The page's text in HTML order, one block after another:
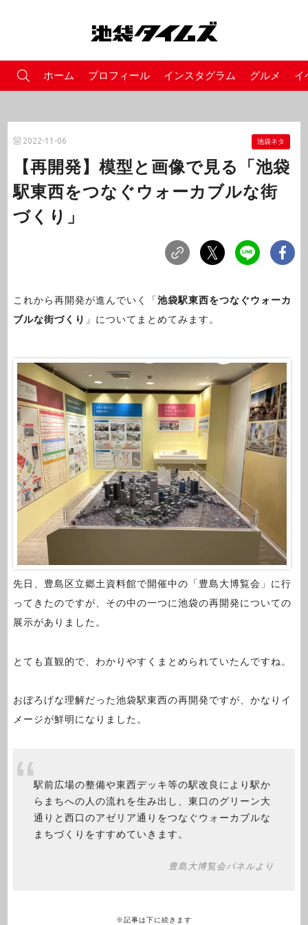
ホーム プロフィール インスタグラム グルメ イ
2022-11-06 池袋ネタ
【再開発】模型と画像で見る「池袋
駅東西をつなぐウォーカブルな街
づくり」
これから再開発が進んでいく「池袋駅東西をつなぐウォーカ
ブルな街づくり 」についてまとめてみます。
先日、豊島区立郷土資料館で開催中の「豊島大博覧会」に行
ってきたのですが、その中の一つに池袋の再開発についての
展示がありました。
とても直観的で、わかりやすくまとめられていたんですね。
おぼろげな理解だった池袋駅東西の再開発ですが、かなりイ
メージが鮮明になりました。
駅前広場の整備や東西デッキ等の駅改良により駅か
らまちへの人の流れを生み出し、東口のグリーン大
通りと西口のアゼリア通りをつなぐウォーカブルな
まちづくりをすすめていきます。
豊島大博覧会パネルより
※記事は下に続きます